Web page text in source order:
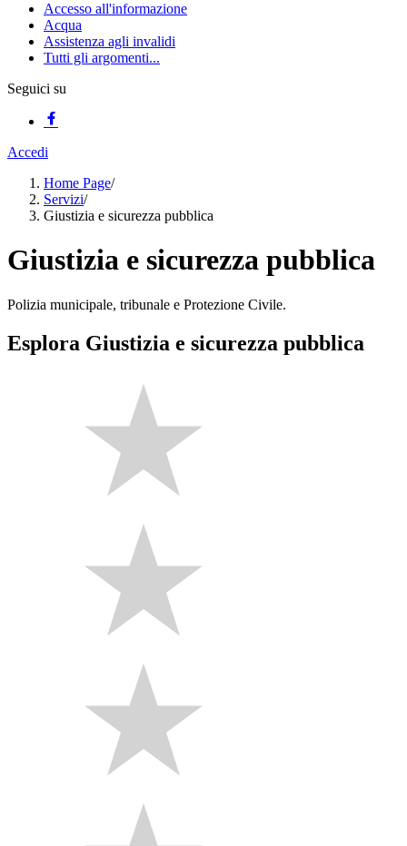
Accesso all'informazione
Acqua
Assistenza agli invalidi
Tutti gli argomenti...
Seguici su
Accedi
Home Page/
Servizi/
Giustizia e sicurezza pubblica
Giustizia e sicurezza pubblica
Polizia municipale, tribunale e Protezione Civile.
Esplora Giustizia e sicurezza pubblica